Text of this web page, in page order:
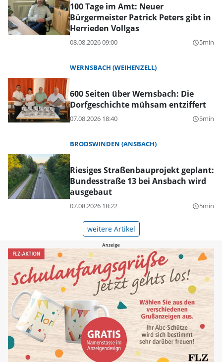
100 Tage im Amt: Neuer
Bürgermeister Patrick Peters gibt in
Herrieden Vollgas
08.08.2026 09:00 query_builder5min
WERNSBACH (WEIHENZELL)
600 Seiten über Wernsbach: Die
Dorfgeschichte mühsam entziffert
07.08.2026 18:40 query_builder5min
BRODSWINDEN (ANSBACH)
Riesiges Straßenbauprojekt geplant:
Bundesstraße 13 bei Ansbach wird
ausgebaut
07.08.2026 18:22 query_builder5min
weitere Artikel